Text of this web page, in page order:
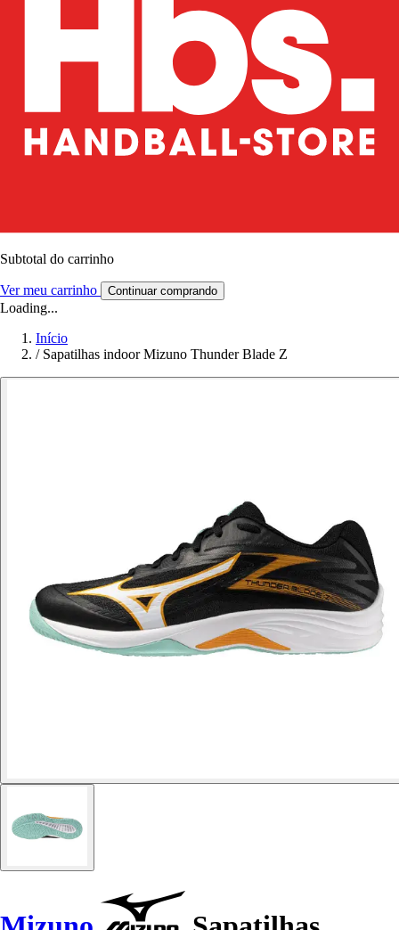
Subtotal do carrinho
Ver meu carrinho Continuar comprando
Loading...
Início
/ Sapatilhas indoor Mizuno Thunder Blade Z